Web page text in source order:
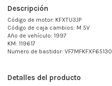
Descripción
Código de motor: KFXTU3JP
Código de caja cambios: M 5V
Año de vehículo: 1997
KM: 119617
Numero de bastidor:
Detalles del producto